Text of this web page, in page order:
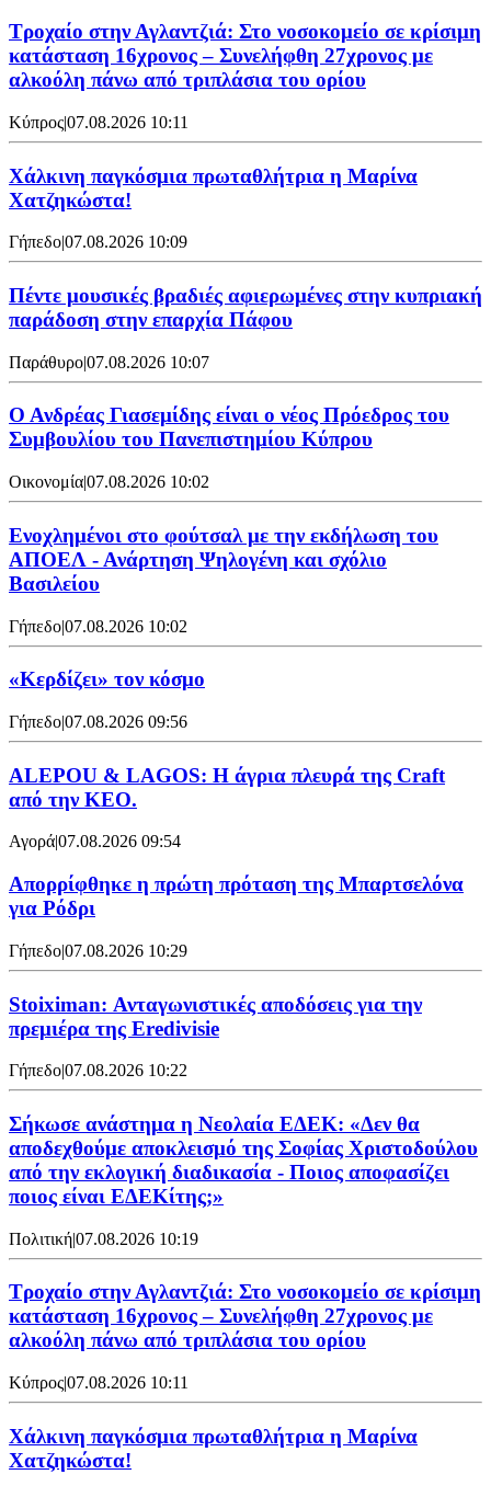
Τροχαίο στην Αγλαντζιά: Στο νοσοκομείο σε κρίσιμη
κατάσταση 16χρονος – Συνελήφθη 27χρονος με
αλκοόλη πάνω από τριπλάσια του ορίου
Κύπρος|07.08.2026 10:11
Χάλκινη παγκόσμια πρωταθλήτρια η Μαρίνα
Χατζηκώστα!
Γήπεδο|07.08.2026 10:09
Πέντε μουσικές βραδιές αφιερωμένες στην κυπριακή
παράδοση στην επαρχία Πάφου
Παράθυρο|07.08.2026 10:07
Ο Ανδρέας Γιασεμίδης είναι ο νέος Πρόεδρος του
Συμβουλίου του Πανεπιστημίου Κύπρου
Οικονομία|07.08.2026 10:02
Ενοχλημένοι στο φούτσαλ με την εκδήλωση του
ΑΠΟΕΛ - Ανάρτηση Ψηλογένη και σχόλιο
Βασιλείου
Γήπεδο|07.08.2026 10:02
«Κερδίζει» τον κόσμο
Γήπεδο|07.08.2026 09:56
ALEPOU & LAGOS: Η άγρια πλευρά της Craft
από την ΚΕΟ.
Αγορά|07.08.2026 09:54
Απορρίφθηκε η πρώτη πρόταση της Μπαρτσελόνα
για Ρόδρι
Γήπεδο|07.08.2026 10:29
Stoiximan: Ανταγωνιστικές αποδόσεις για την
πρεμιέρα της Eredivisie
Γήπεδο|07.08.2026 10:22
Σήκωσε ανάστημα η Νεολαία ΕΔΕΚ: «Δεν θα
αποδεχθούμε αποκλεισμό της Σοφίας Χριστοδούλου
από την εκλογική διαδικασία - Ποιος αποφασίζει
ποιος είναι ΕΔΕΚίτης;»
Πολιτική|07.08.2026 10:19
Τροχαίο στην Αγλαντζιά: Στο νοσοκομείο σε κρίσιμη
κατάσταση 16χρονος – Συνελήφθη 27χρονος με
αλκοόλη πάνω από τριπλάσια του ορίου
Κύπρος|07.08.2026 10:11
Χάλκινη παγκόσμια πρωταθλήτρια η Μαρίνα
Χατζηκώστα!